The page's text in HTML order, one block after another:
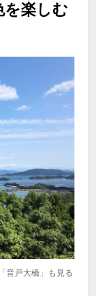
を楽しむ
音戸大橋」も見る